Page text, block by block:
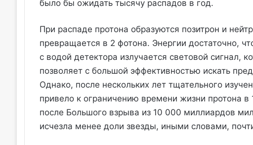
было бы ожидать тысячу распадов в год.
При распаде протона образуются позитрон и
превращается в 2 фотона. Энергии достаточно,
с водой детектора излучается световой сигнал,
позволяет с большой эффективностью искать
Однако, после нескольких лет тщательного
привело к ограничению времени жизни протона в
после Большого взрыва из 10 000 миллиардов
исчезла менее доли звезды, иными словами,